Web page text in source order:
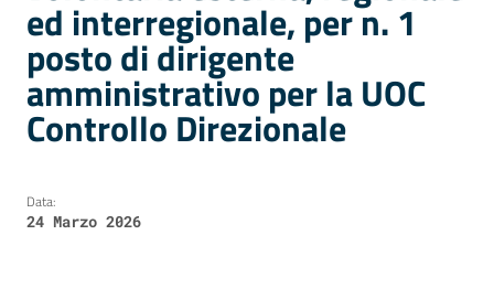
ed interregionale, per n. 1
posto di dirigente
amministrativo per la UOC
Controllo Direzionale
Data:
24 Marzo 2026